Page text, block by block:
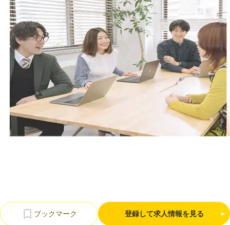
大学発スタートアップ
導入事例
お問い合わせ
法人向け資料ダウンロード
登録して求人情報を見る